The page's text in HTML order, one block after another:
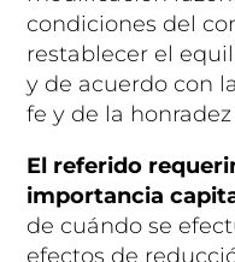
condiciones del
restablecer el
y de acuerdo con
fe y de la
El referido
importancia
de cuándo se
efectos de